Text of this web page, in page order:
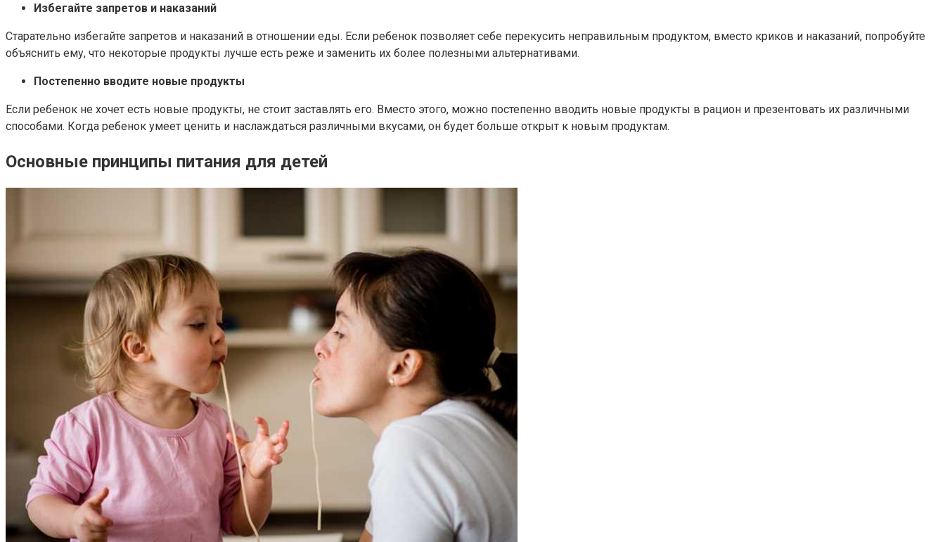
Избегайте запретов и наказаний
Старательно избегайте запретов и наказаний в отношении еды. Если ребенок позволяет себе перекусить неправильным продуктом, вместо криков и наказаний, попробуйте
объяснить ему, что некоторые продукты лучше есть реже и заменить их более полезными альтернативами.
Постепенно вводите новые продукты
Если ребенок не хочет есть новые продукты, не стоит заставлять его. Вместо этого, можно постепенно вводить новые продукты в рацион и презентовать их различными
способами. Когда ребенок умеет ценить и наслаждаться различными вкусами, он будет больше открыт к новым продуктам.
Основные принципы питания для детей